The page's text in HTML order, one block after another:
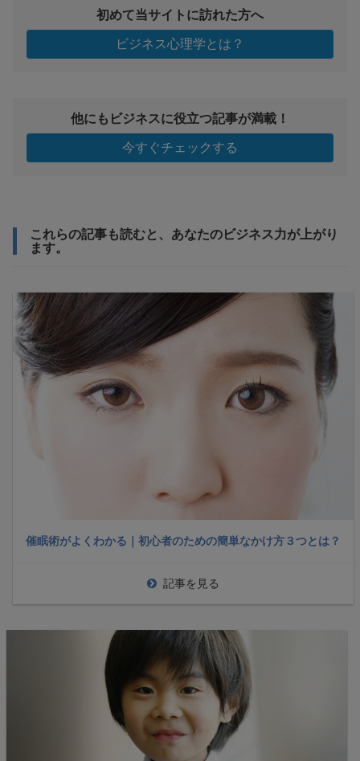
初めて当サイトに訪れた方へ
ビジネス心理学とは？
他にもビジネスに役立つ記事が満載！
今すぐチェックする
これらの記事も読むと、あなたのビジネス力が上がり
ます。
催眠術がよくわかる｜初心者のための簡単なかけ方３つとは？
記事を見る